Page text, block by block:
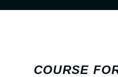
COURSE